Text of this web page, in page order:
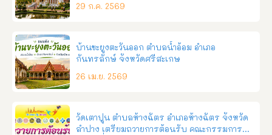
29 ก.ค. 2569
บ้านขะยูงตะวันออก ตำบลน้ำอ้อม อำเภอ
กันทรลักษ์ จังหวัดศรีสะเกษ
26 เม.ย. 2569
วัดเตาปูน ตำบลห้างฉัตร อำเภอห้างฉัตร จังหวัด
ลำปาง เตรียมถวายการต้อนรับ คณะกรรมการ